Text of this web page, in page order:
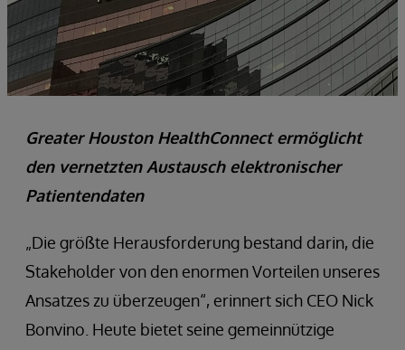
Greater Houston HealthConnect ermöglicht
den vernetzten Austausch elektronischer
Patientendaten
„Die größte Herausforderung bestand darin, die
Stakeholder von den enormen Vorteilen unseres
Ansatzes zu überzeugen“, erinnert sich CEO Nick
Bonvino. Heute bietet seine gemeinnützige